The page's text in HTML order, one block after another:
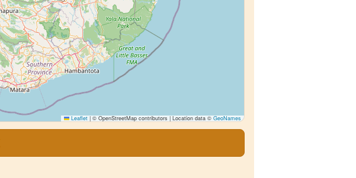
Leaflet |© OpenStreetMap contributors | Location data ©GeoNames